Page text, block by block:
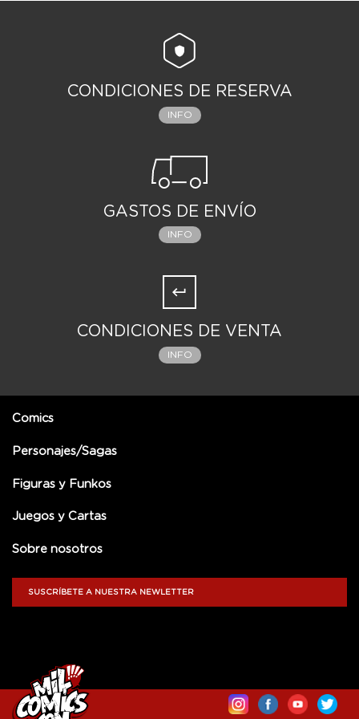
CONDICIONES DE RESERVA
INFO
GASTOS DE ENVÍO
INFO
CONDICIONES DE VENTA
INFO
Comics
Personajes/Sagas
Figuras y Funkos
Juegos y Cartas
Sobre nosotros
SUSCRÍBETE A NUESTRA NEWLETTER